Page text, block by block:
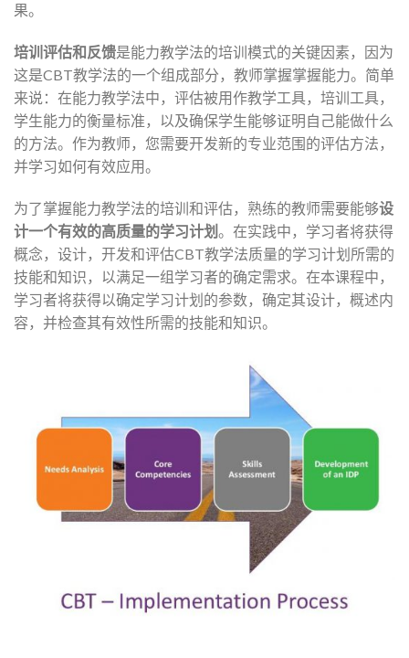
果。
培训评估和反馈是能力教学法的培训模式的关键因素，因为
这是CBT教学法的一个组成部分，教师掌握掌握能力。简单
来说：在能力教学法中，评估被用作教学工具，培训工具，
学生能力的衡量标准，以及确保学生能够证明自己能做什么
的方法。作为教师，您需要开发新的专业范围的评估方法，
并学习如何有效应用。
为了掌握能力教学法的培训和评估，熟练的教师需要能够设
计一个有效的高质量的学习计划 。在实践中，学习者将获得
概念，设计，开发和评估CBT教学法质量的学习计划所需的
技能和知识，以满足一组学习者的确定需求。在本课程中，
学习者将获得以确定学习计划的参数，确定其设计，概述内
容，并检查其有效性所需的技能和知识。